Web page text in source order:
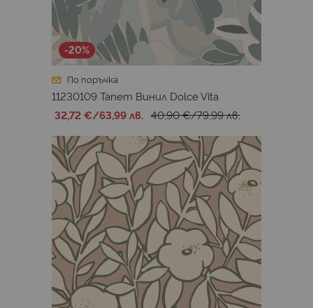
-20%
По поръчка
11230109 Тапет Винил Dolce Vita
32,72 €/63,99 лв. 40,90 €/79,99 лв.